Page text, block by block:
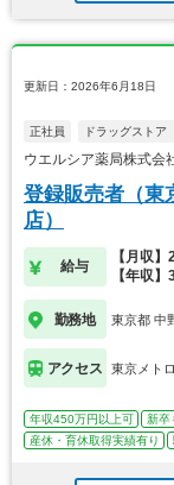
更新日：2026年6月18日
正社員 ドラッグストア
ウエルシア薬局株式
登録販売者（東
店）
給与
【月収
【年収
勤務地 東京都 中
アクセス 東京メト
年収450万円以上可 新卒
産休・育休取得実績有り